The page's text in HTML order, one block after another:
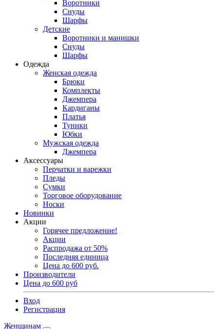
Воротники
Снуды
Шарфы
Детские
Воротники и манишки
Снуды
Шарфы
Одежда
Женская одежда
Брюки
Комплекты
Джемпера
Кардиганы
Платья
Туники
Юбки
Мужская одежда
Джемпера
Аксессуары
Перчатки и варежки
Пледы
Сумки
Торговое оборудование
Носки
Новинки
Акции
Горячее предложение!
Акции
Распродажа от 50%
Последняя единица
Цена до 600 руб.
Производители
Цена до 600 руб
Вход
Регистрация
Женщинам